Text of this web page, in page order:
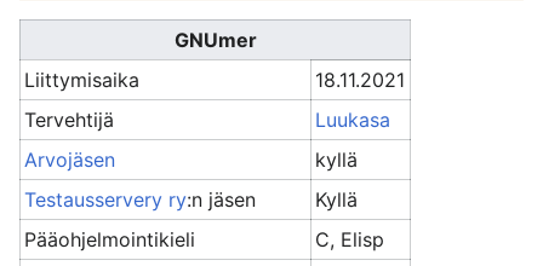
GNUmer
Liittymisaika
18.11.2021
Tervehtijä
Luukasa
Arvojäsen
kyllä
Testausservery ry:n jäsen
Kyllä
Pääohjelmointikieli
C, Elisp